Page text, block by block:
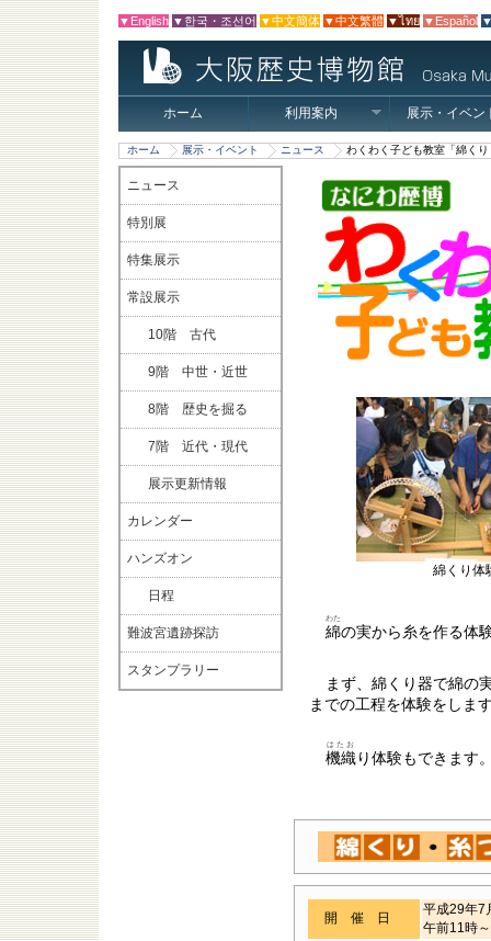
▼English ▼한국・조선어 ▼中文簡体 ▼中文繁體 ▼ไทย ▼Español
ホーム 利用案内 展示・イベン
ホーム 展示・イベント ニュース わくわく子ども教室「綿く
ニュース
特別展
特集展示
常設展示
10階 古代
9階 中世・近世
8階 歴史を掘る
7階 近代・現代
展示更新情報
カレンダー
ハンズオン
日程
難波宮遺跡探訪
スタンプラリー
綿くり体
綿
わた
の実から糸を作る体
まず、綿くり器で綿の
までの工程を体験をしま
機織
はたお
り体験もできます
開催日
平成29年7
午前11時